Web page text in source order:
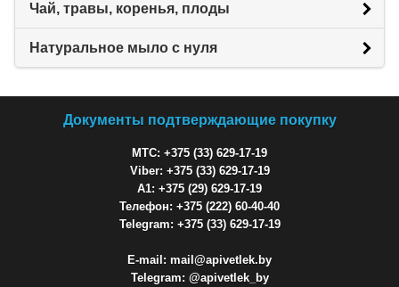
Чай, травы, коренья, плоды
Натуральное мыло с нуля
Документы подтверждающие покупку
МТС: +375 (33) 629-17-19
Viber: +375 (33) 629-17-19
A1: +375 (29) 629-17-19
Телефон: +375 (222) 60-40-40
Telegram: +375 (33) 629-17-19
E-mail: mail@apivetlek.by
Telegram: @apivetlek_by